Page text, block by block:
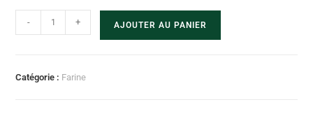
- + AJOUTER AU PANIER
Catégorie : Farine